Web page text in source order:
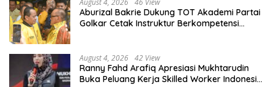
Aburizal Bakrie Dukung TOT Akademi Partai
Golkar Cetak Instruktur Berkompetensi
August 4, 2026 42 View
Ranny Fahd Arafiq Apresiasi Mukhtarudin
Buka Peluang Kerja Skilled Worker Indonesia